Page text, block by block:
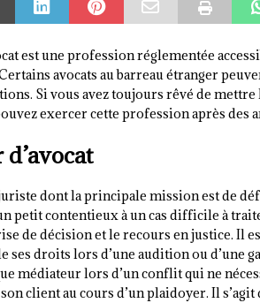
est une profession réglementée
avocats au barreau étranger
Si vous avez toujours rêvé de
exercer cette profession après des
dont la principale mission est de
petit contentieux à un cas difficile à
de décision et le recours en justice. Il
ses droits lors d’une audition ou d’une
médiateur lors d’un conflit qui ne
client au cours d’un plaidoyer. Il